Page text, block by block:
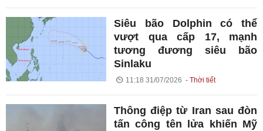
Siêu bão Dolphin có thể
vượt qua cấp 17, mạnh
tương đương siêu bão
Sinlaku
11:18 31/07/2026 Thời tiết
Thông điệp từ Iran sau đòn
tấn công tên lửa khiến Mỹ